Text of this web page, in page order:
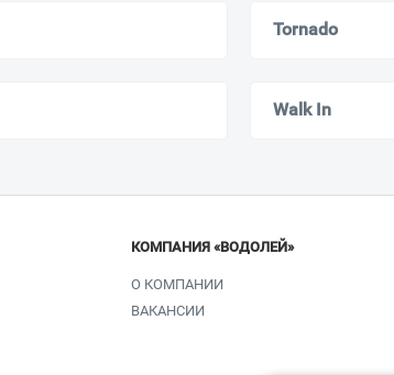
Tornado
Walk In
КОМПАНИЯ «ВОДОЛЕЙ»
О КОМПАНИИ
ВАКАНСИИ